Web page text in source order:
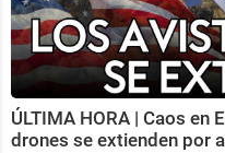
ÚLTIMA HORA | Caos en
drones se extienden por